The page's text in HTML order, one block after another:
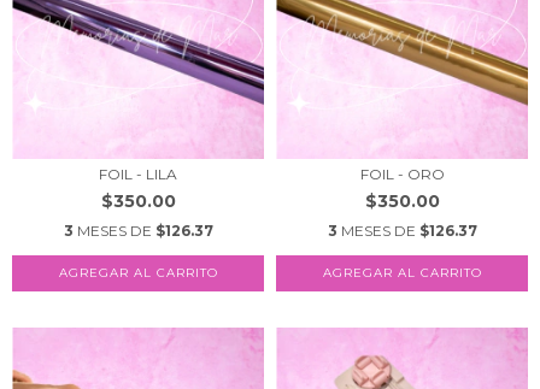
FOIL - LILA
$350.00
3 MESES DE $126.37
FOIL - ORO
$350.00
3 MESES DE $126.37